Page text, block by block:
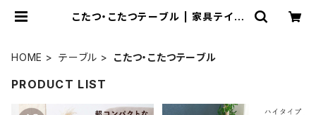
こたつ・こたつテーブル | 家具テイス
HOME テーブル こたつ・こたつテーブル
PRODUCT LIST